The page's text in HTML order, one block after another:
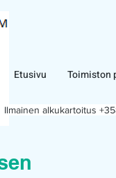
Etusivu Toimiston
Ilmainen alkukartoitus